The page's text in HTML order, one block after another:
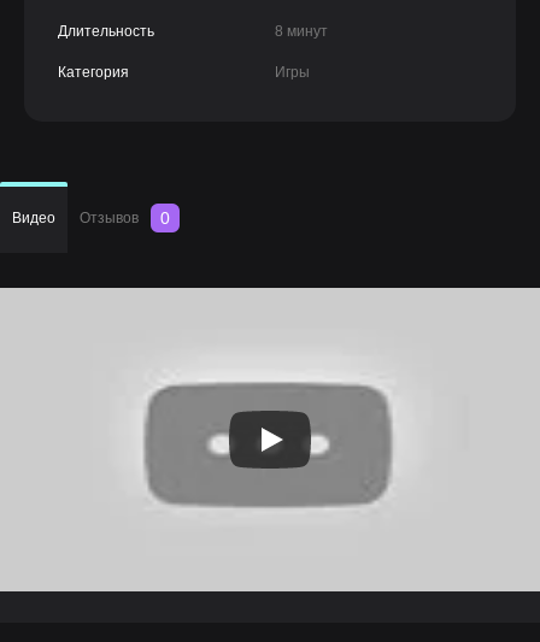
Длительность 8 минут
Категория Игры
Видео Отзывов 0